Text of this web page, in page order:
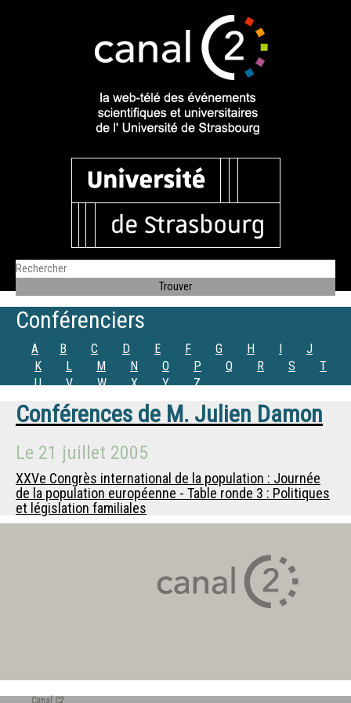
Conférenciers
A B C D E F G H I
J
K
L M N O P Q R S
T
U
V W X Y Z
Conférences de M. Julien Damon
Le 21 juillet 2005
XXVe Congrès international de la population : Journée
de la population européenne - Table ronde 3 : Politiques
et législation familiales
Canal C2